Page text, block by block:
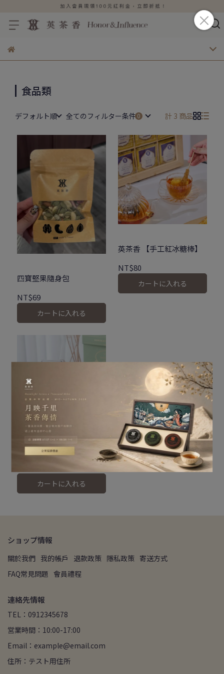
食品類
デフォルト順 全てのフィルター条件 計 3 商品
四寶堅果隨身包
NT$69
カートに入れる
英茶香 【手工紅冰糖棒】
NT$80
カートに入れる
清香茉莉花融合百香微酸好
滋味
茉莉百香風味鳳梨酥 (袋
裝)
カートに入れる
ショップ情報
關於我們 我的帳戶 退款政策 隱私政策 寄送方式
FAQ常見問題 會員禮程
連絡先情報
TEL：0912345678
営業時間：10:00-17:00
Email：example@email.com
住所：テスト用住所